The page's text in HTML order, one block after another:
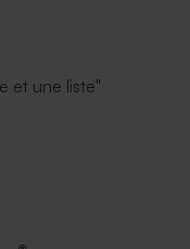
et une liste"